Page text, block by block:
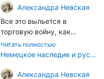
Александра Невская
Все это выльется в
торговую войну, как
печально известная война
за Адыгейский сыр. Собаки
Когда региональный
Читать полностью
Немецкое наследие и русский характер: история колбасного дела в Российской империи
Александра Невская